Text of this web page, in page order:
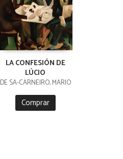
LA CONFESIÓN DE
LÚCIO
DE SÁ-CARNEIRO, MÁRIO
Comprar